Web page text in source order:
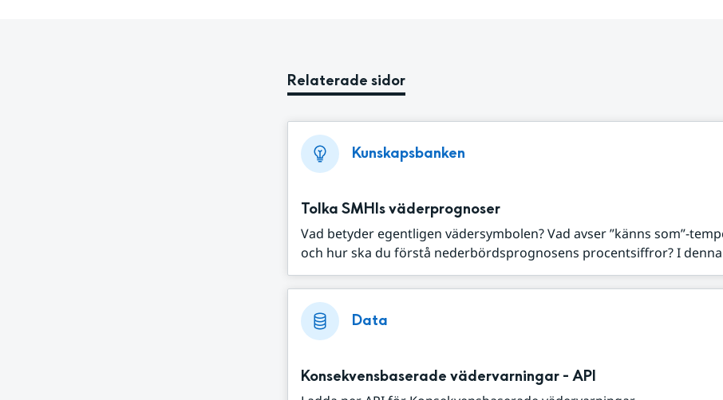
Relaterade sidor
Kunskapsbanken
Tolka SMHIs väderprognoser
Vad betyder egentligen vädersymbolen? Vad avser ”känns som”-
och hur ska du förstå nederbördsprognosens procentsiffror? I denna
Data
Konsekvensbaserade vädervarningar - API